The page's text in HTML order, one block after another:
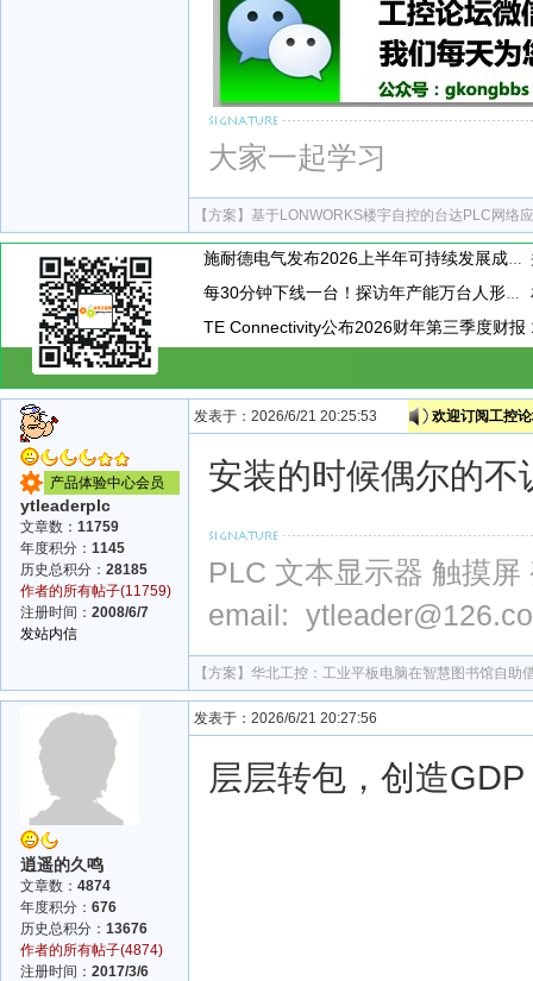
大家一起学习
【方案】 基于LONWORKS楼宇自控的台达PLC网络
施耐德电气发布2026上半年可持续发展成绩单 "Impact 2030"路线图开局稳健
每30分钟下线一台！探访年产能万台人形机器人工厂
TE Connectivity公布2026财年第三季度财报
产品体验中心会员
ytleaderplc
文章数： 11759
年度积分： 1145
历史总积分： 28185
作者的所有帖子(11759)
注册时间： 2008/6/7
发站内信
发表于：2026/6/21 20:25:53 欢迎订阅工控
安装的时候偶尔的
PLC 文本显示器 触摸
email:
【方案】 华北工控：工业平板电脑在智慧图书馆自助
逍遥的久鸣
文章数： 4874
年度积分： 676
历史总积分： 13676
作者的所有帖子(4874)
注册时间： 2017/3/6
发表于：2026/6/21 20:27:56
层层转包，创造GDP